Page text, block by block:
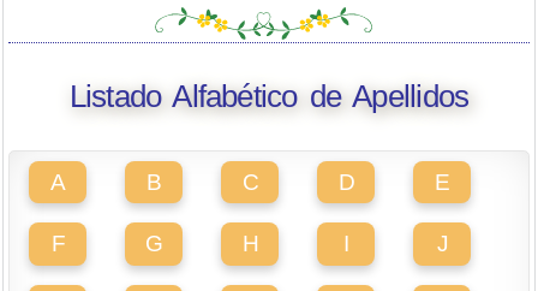
Listado Alfabético de Apellidos
A B C D E
F G H I J